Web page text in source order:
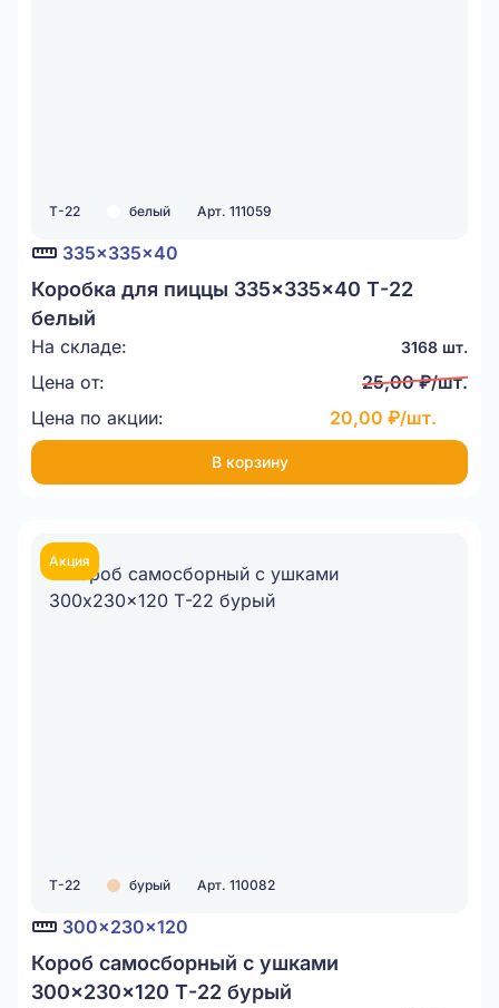
Т-22 белый Арт. 111059
335x335x40
Коробка для пиццы 335x335x40 Т-22
белый
На складе: 3168 шт.
Цена от:
25,00 ₽/шт.
Цена по акции:
20,00 ₽/шт.
В корзину
Акция
Т-22 бурый Арт. 110082
300x230x120
Короб самосборный с ушками
300x230x120 Т-22 бурый